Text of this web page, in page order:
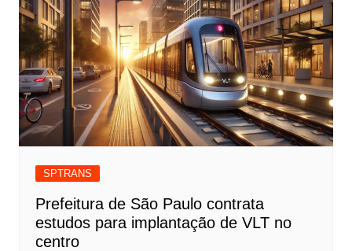
SPTRANS
Prefeitura de São Paulo contrata
estudos para implantação de VLT no
centro